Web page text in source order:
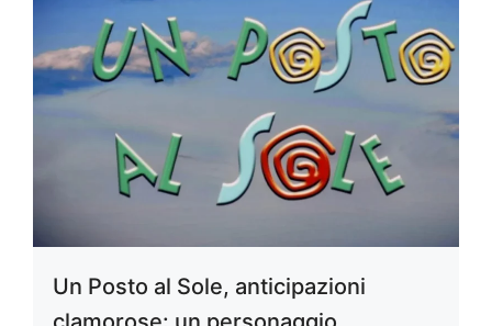
Un Posto al Sole, anticipazioni